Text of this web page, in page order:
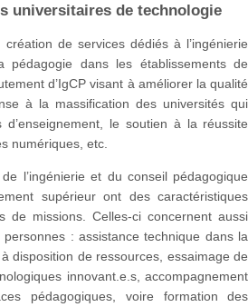
universitaires de technologie
de services dédiés à l’ingénierie
pédagogie dans les établissements de
d’IgCP visant à améliorer la qualité
à la massification des universités qui
le soutien à la réussite
numériques, etc.
l’ingénierie et du conseil pédagogique
supérieur ont des caractéristiques
de missions. Celles-ci concernent aussi
: assistance technique dans la
disposition de ressources, essaimage de
innovant.e.s, accompagnement
pédagogiques, voire formation des